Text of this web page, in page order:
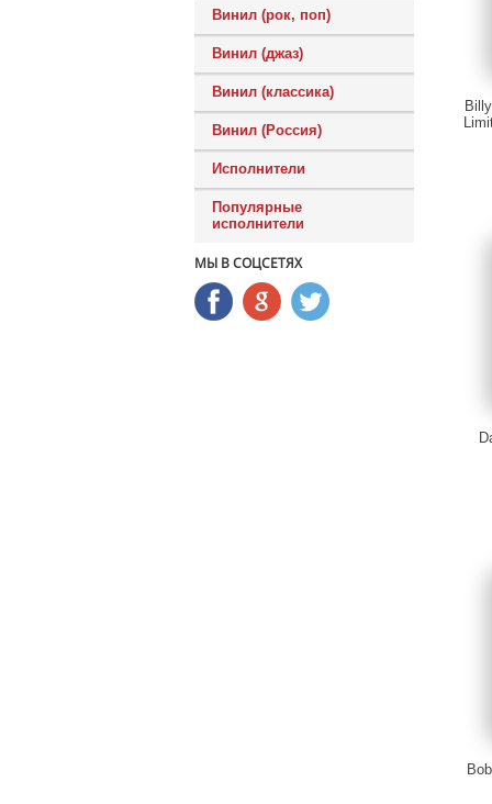
Винил (рок, поп)
Винил (джаз)
Винил (классика)
Винил (Россия)
Исполнители
Популярные
исполнители
МЫ В СОЦСЕТЯХ